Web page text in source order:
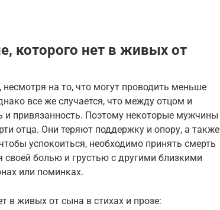
которого нет в живых от
на то, что могут проводить меньше
все же случается, что между отцом и
и привязанность. Поэтому некоторые мужчины
отца. Они теряют поддержку и опору, а также
успокоиться, необходимо принять смерть
своей болью и грустью с другими близкими
или поминках.
в живых от сына в стихах и прозе: